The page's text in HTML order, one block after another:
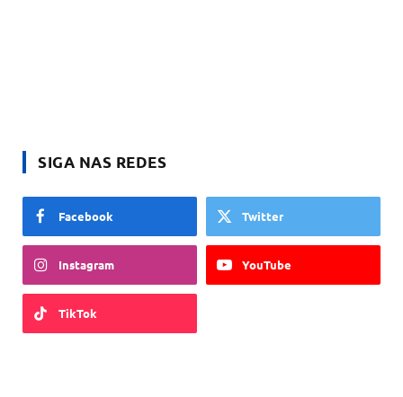
SIGA NAS REDES
Facebook Twitter
Instagram YouTube
TikTok